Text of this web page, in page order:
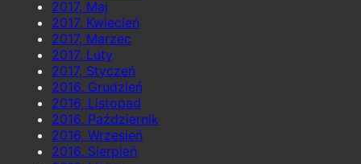
2017, Maj
2017, Kwiecień
2017, Marzec
2017, Luty
2017, Styczeń
2016, Grudzień
2016, Listopad
2016, Październik
2016, Wrzesień
2016, Sierpień